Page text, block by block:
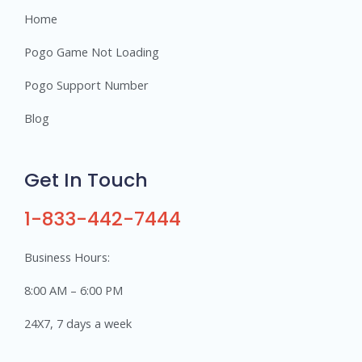
Home
Pogo Game Not Loading
Pogo Support Number
Blog
Get In Touch
1-833-442-7444
Business Hours:
8:00 AM – 6:00 PM
24X7, 7 days a week